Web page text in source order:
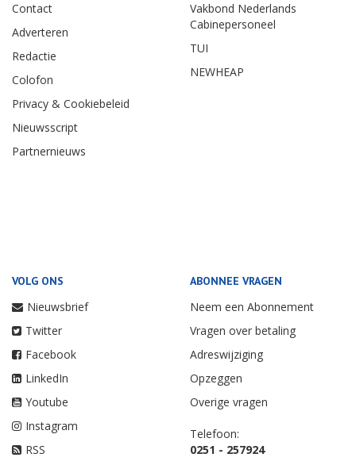
Contact
Adverteren
Redactie
Colofon
Privacy & Cookiebeleid
Nieuwsscript
Partnernieuws
Vakbond Nederlands
Cabinepersoneel
TUI
NEWHEAP
VOLG ONS
Nieuwsbrief
Twitter
Facebook
LinkedIn
Youtube
Instagram
RSS
ABONNEE VRAGEN
Neem een Abonnement
Vragen over betaling
Adreswijziging
Opzeggen
Overige vragen
Telefoon:
0251 - 257924